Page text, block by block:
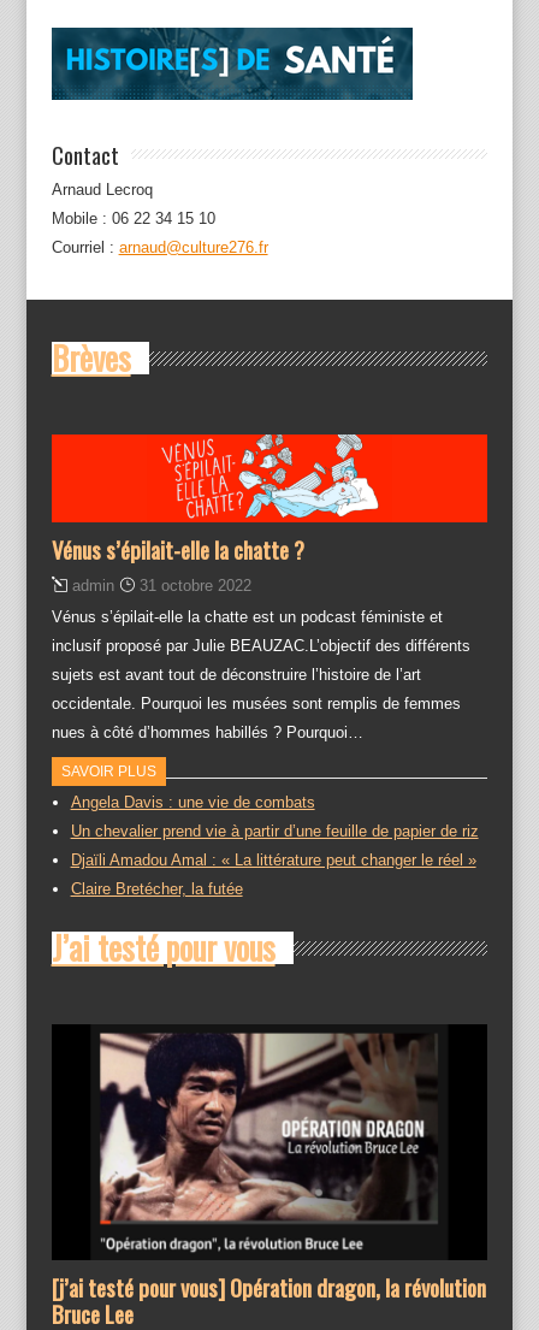
Contact
Arnaud Lecroq
Mobile : 06 22 34 15 10
Courriel : arnaud@culture276.fr
Brèves
Vénus s’épilait-elle la chatte ?
admin
31 octobre 2022
Vénus s’épilait-elle la chatte est un podcast féministe et
inclusif proposé par Julie BEAUZAC.L’objectif des différents
sujets est avant tout de déconstruire l’histoire de l’art
occidentale. Pourquoi les musées sont remplis de femmes
nues à côté d’hommes habillés ? Pourquoi…
SAVOIR PLUS
Angela Davis : une vie de combats
Un chevalier prend vie à partir d’une feuille de papier de riz
Djaïli Amadou Amal : « La littérature peut changer le réel »
Claire Bretécher, la futée
J’ai testé pour vous
[j’ai testé pour vous] Opération dragon, la révolution
Bruce Lee